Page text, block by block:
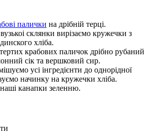
палички на дрібній терці.
склянки вирізаємо кружечки з
хліба.
крабових паличок дрібно рубаний
сік та вершковий сир.
усі інгредієнти до однорідної
начинку на кружечки хліба.
канапки зеленню.